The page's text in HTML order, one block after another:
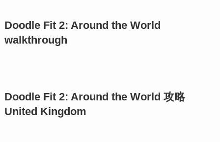
Doodle Fit 2: Around the World
walkthrough
Doodle Fit 2: Around the World 攻略
United Kingdom